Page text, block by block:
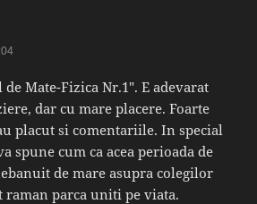
Mate-Fizica Nr.1″. E adevarat
dar cu mare placere. Foarte
placut si comentariile. In special
spune cum ca acea perioada de
de mare asupra colegilor
raman parca uniti pe viata.